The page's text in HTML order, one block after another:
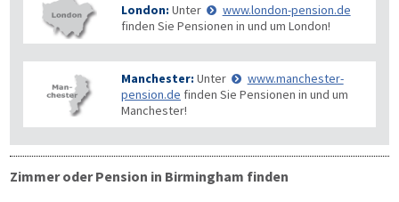
London: Unter
www.london-pension.de
finden Sie Pensionen in und um London!
Manchester: Unter
www.manchester-
pension.de finden Sie Pensionen in und um
Manchester!
Zimmer oder Pension in Birmingham finden